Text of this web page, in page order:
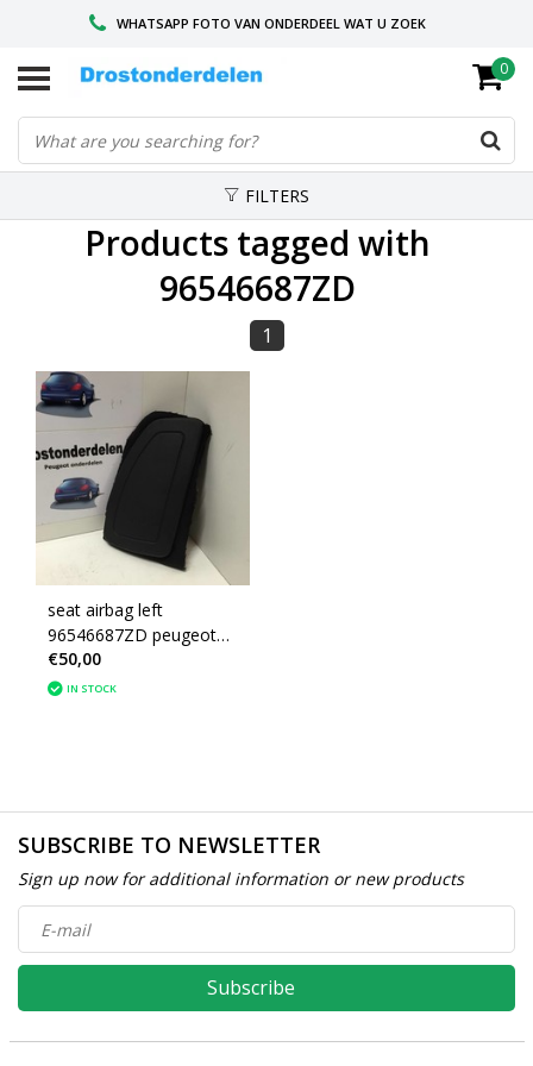
WHATSAPP FOTO VAN ONDERDEEL WAT U ZOEK
VOOR 16.00 BESTELD, VANDAAG VERZONDEN
GESPECIALISEERD PEUGEOT
0
FILTERS
Products tagged with
96546687ZD
1
seat airbag left
96546687ZD peugeot
207 (8216NE) black
€50,00
IN STOCK
SUBSCRIBE TO NEWSLETTER
Sign up now for additional information or new products
Subscribe